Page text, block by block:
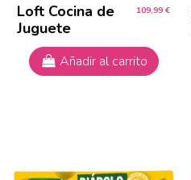
Loft Cocina de
Juguete
109,99 €
Añadir al carrito